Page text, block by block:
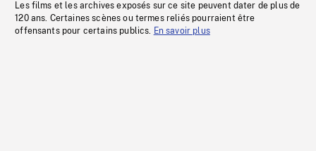
Les films et les archives exposés sur ce site peuvent dater de plus de
120 ans. Certaines scènes ou termes reliés pourraient être
offensants pour certains publics. En savoir plus